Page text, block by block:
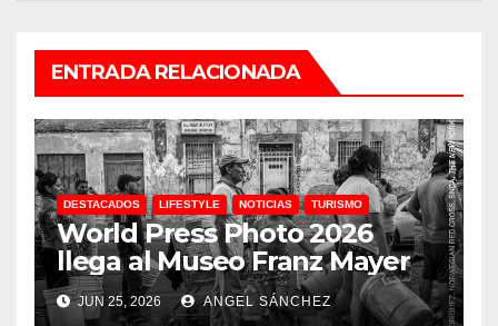
ENTRADA RELACIONADA
DESTACADOS LIFESTYLE NOTICIAS TURISMO
World Press Photo 2026
llega al Museo Franz Mayer
JUN 25, 2026 ANGEL SÁNCHEZ